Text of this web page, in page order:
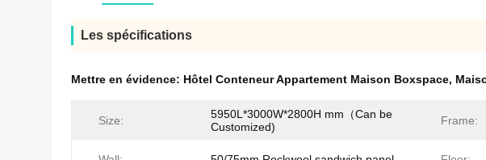
Les spécifications
Mettre en évidence: Hôtel Conteneur Appartement Maison Boxspace,
Size:
5950L*3000W*2800H mm（Can be
Customized)
Frame: